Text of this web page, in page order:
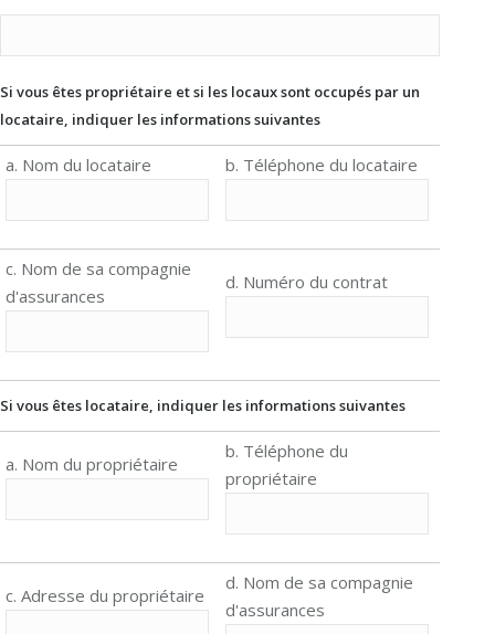
Si vous êtes propriétaire et si les locaux sont occupés par un
locataire, indiquer les informations suivantes
a. Nom du locataire b. Téléphone du locataire
c. Nom de sa compagnie
d'assurances
d. Numéro du contrat
Si vous êtes locataire, indiquer les informations suivantes
a. Nom du propriétaire
b. Téléphone du
propriétaire
c. Adresse du propriétaire
d. Nom de sa compagnie
d'assurances